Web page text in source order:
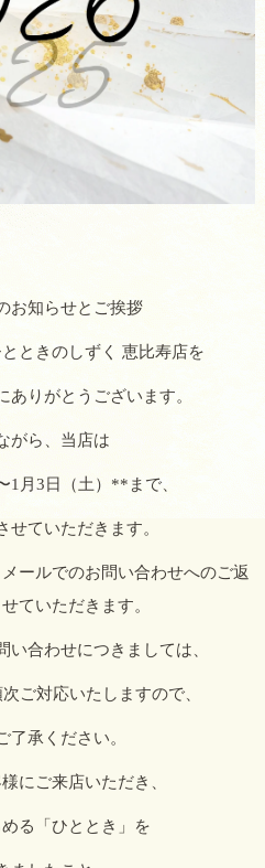
お知らせとご挨拶
ときのしずく 恵比寿店を
ありがとうございます。
がら、当店は
1月3日（土）**まで、
せていただきます。
ールでのお問い合わせへのご返
ていただきます。
合わせにつきましては、
ご対応いたしますので、
了承ください。
にご来店いただき、
る「ひととき」を